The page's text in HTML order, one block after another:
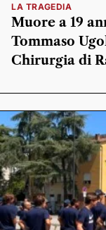
LA TRAGEDIA
Muore a 19
Tommaso
Chirurgia di